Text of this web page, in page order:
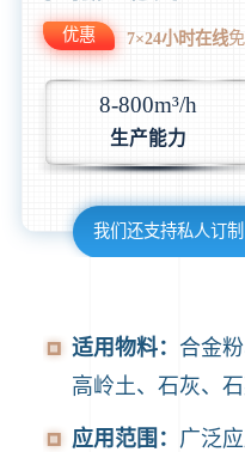
优惠 7×24小时在线
8-800m³/h
生产能力
我们还支持私人订
适用物料： 合金
高岭土、石灰、
应用范围： 广泛